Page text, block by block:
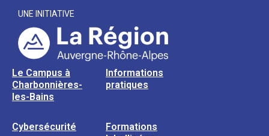
UNE INITIATIVE
Le Campus à
Charbonnières-
les-Bains
Informations
pratiques
Cybersécurité
Formations